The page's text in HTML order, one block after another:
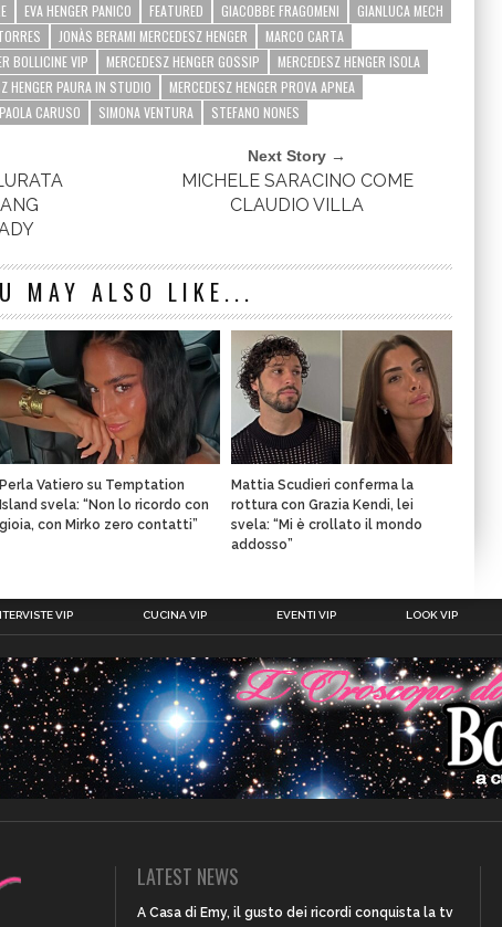
EVA HENGER PANICO FEATURED GIACOBBE FRAGOMENI
GIANLUCA MECH
JONÀS BERAMI MERCEDESZ HENGER
MARCO CARTA
BOLLICINE VIP MERCEDESZ HENGER GOSSIP
MERCEDESZ HENGER ISOLA
HENGER PAURA IN STUDIO
MERCEDESZ HENGER PROVA APNEA
PAOLA CARUSO SIMONA VENTURA STEFANO NONES
Next Story →
MICHELE SARACINO COME
CLAUDIO VILLA
MAY ALSO LIKE...
Perla Vatiero su Temptation
Island svela: “Non lo ricordo con
gioia, con Mirko zero contatti”
Mattia Scudieri conferma la
rottura con Grazia Kendi, lei
svela: “Mi è crollato il mondo
addosso”
VIP CUCINA VIP EVENTI VIP LOOK VIP
LATEST NEWS
A Casa di Emy, il gusto dei ricordi conquista la tv